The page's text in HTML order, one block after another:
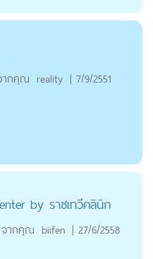
กคุณ reality | 7/9/2551
by ราชเทวีคลินิก
จากคุณ biifen | 27/6/2558